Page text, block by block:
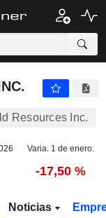
Resources Inc.
Varia. 1 de enero.
-17,50 %
Noticias